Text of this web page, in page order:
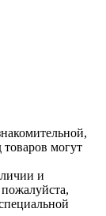
могут
и